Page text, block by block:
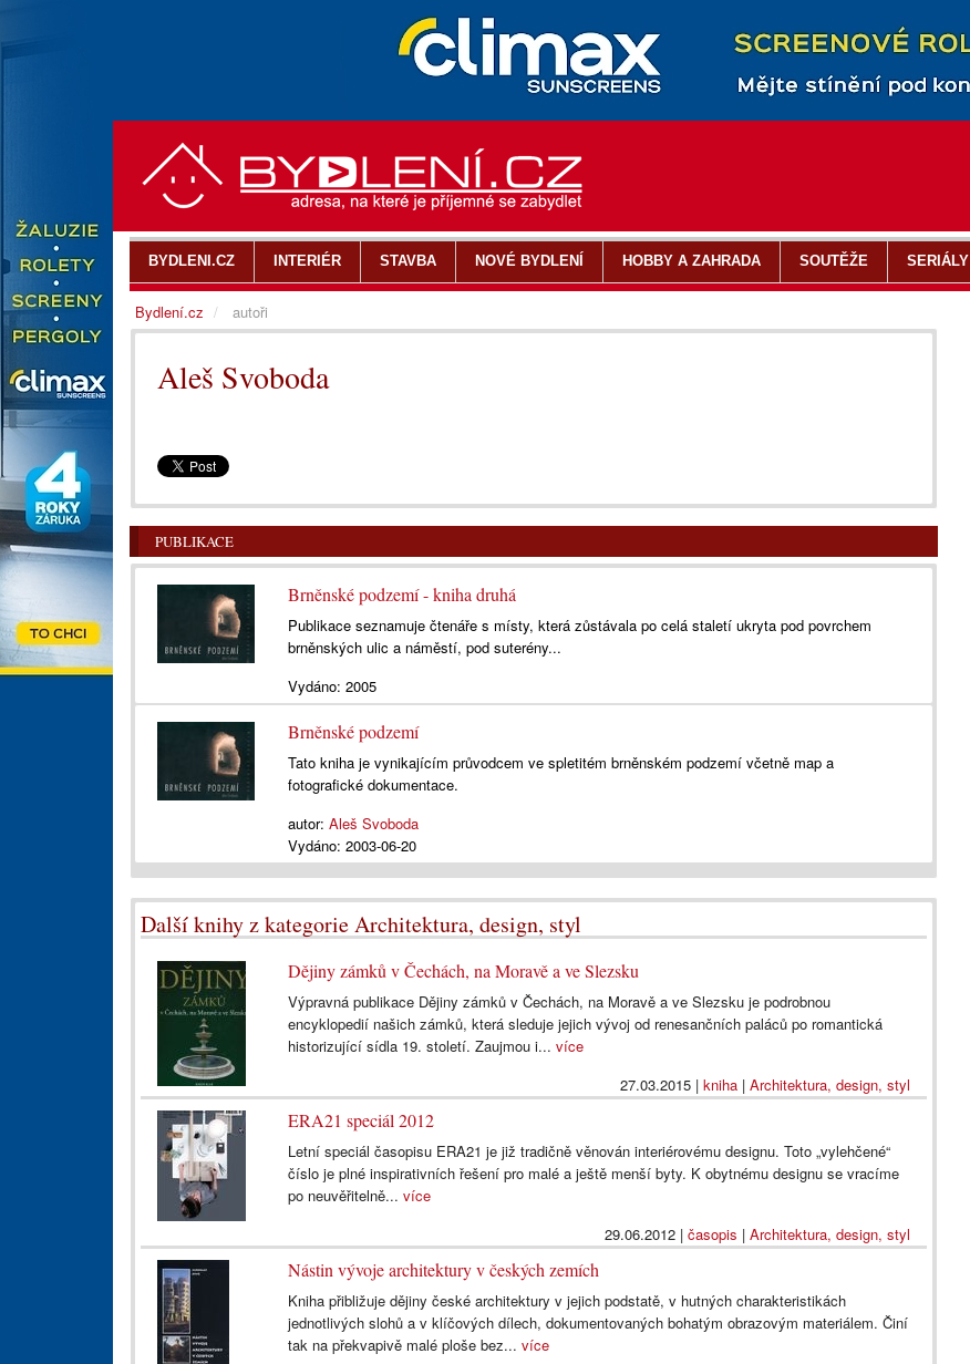
Aleš Svoboda
PUBLIKACE
Brněnské podzemí - kniha druhá
Publikace seznamuje čtenáře s místy, která zůstávala po celá staletí ukryta pod povrchem
brněnských ulic a náměstí, pod suterény...
Vydáno: 2005
Brněnské podzemí
Tato kniha je vynikajícím průvodcem ve spletitém brněnském podzemí včetně map a
fotografické dokumentace.
autor: Aleš Svoboda
Vydáno: 2003-06-20
Další knihy z kategorie Architektura, design, styl
Dějiny zámků v Čechách, na Moravě a ve Slezsku
Výpravná publikace Dějiny zámků v Čechách, na Moravě a ve Slezsku je podrobnou
encyklopedií našich zámků, která sleduje jejich vývoj od renesančních paláců po romantická
historizující sídla 19. století. Zaujmou i...více
27.03.2015| kniha| Architektura, design, styl
ERA21 speciál 2012
Letní speciál časopisu ERA21 je již tradičně věnován interiérovému designu. Toto „vylehčené“
číslo je plné inspirativních řešení pro malé a ještě menší byty. K obytnému designu se vracíme
po neuvěřitelně...více
29.06.2012| časopis | Architektura, design, styl
Nástin vývoje architektury v českých zemích
Kniha přibližuje dějiny české architektury v jejich podstatě, v hutných charakteristikách
jednotlivých slohů a v klíčových dílech, dokumentovaných bohatým obrazovým materiálem. Činí
tak na překvapivě malé ploše bez...více
BYDLENI.CZ INTERIÉR STAVBA NOVÉ BYDLENÍ HOBBY A ZAHRADA SOUTĚŽE SERIÁLY
Bydlení.cz autoři